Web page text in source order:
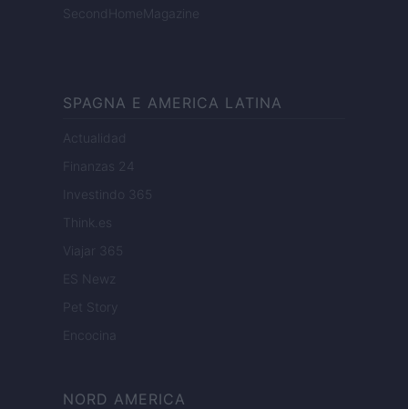
SecondHomeMagazine
SPAGNA E AMERICA LATINA
Actualidad
Finanzas 24
Investindo 365
Think.es
Viajar 365
ES Newz
Pet Story
Encocina
NORD AMERICA